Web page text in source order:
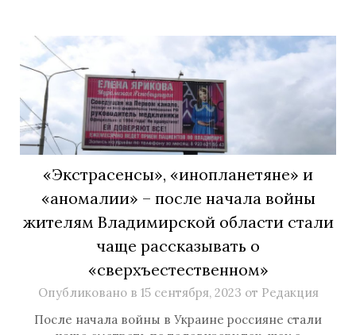
«Экстрасенсы», «инопланетяне» и
«аномалии» – после начала войны
жителям Владимирской области стали
чаще рассказывать о
«сверхъестественном»
Опубликовано в 15 сентября, 2023 от Редакция
После начала войны в Украине россияне стали